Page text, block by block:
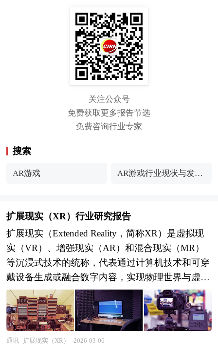
关注公众号
免费获取更多报告节选
免费咨询行业专家
搜索
AR游戏 AR游戏行业现状与发展
扩展现实（XR）行业研究报告
扩展现实（Extended Reality，简称XR）是虚拟现
实（VR）、增强现实（AR）和混合现实（MR）
等沉浸式技术的统称，代表通过计算机技术和可穿
戴设备生成或融合数字内容，实现物理世界与虚拟
环境无缝交互的新一代人机交互范式。作为数字技
术与实体经济深度融合的关键载体，XR技术打破
了传统屏幕的物理边界，使用户能够以自然直观的
方式与三维数字信息进行实时互动，其产业范畴涵
通讯 扩展现实（XR） 2026-03-06